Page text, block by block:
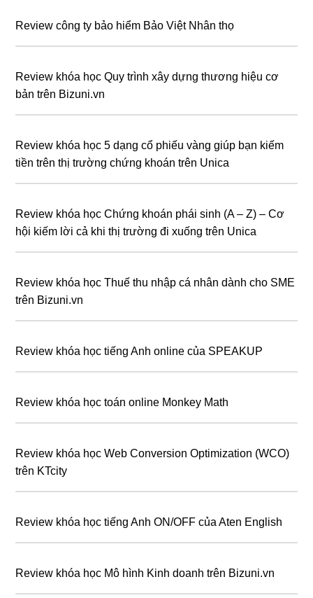
Review công ty bảo hiểm Bảo Việt Nhân thọ
Review khóa học Quy trình xây dựng thương hiệu cơ
bản trên Bizuni.vn
Review khóa học 5 dạng cổ phiếu vàng giúp bạn kiếm
tiền trên thị trường chứng khoán trên Unica
Review khóa học Chứng khoán phái sinh (A – Z) – Cơ
hội kiếm lời cả khi thị trường đi xuống trên Unica
Review khóa học Thuế thu nhập cá nhân dành cho SME
trên Bizuni.vn
Review khóa học tiếng Anh online của SPEAKUP
Review khóa học toán online Monkey Math
Review khóa học Web Conversion Optimization (WCO)
trên KTcity
Review khóa học tiếng Anh ON/OFF của Aten English
Review khóa học Mô hình Kinh doanh trên Bizuni.vn